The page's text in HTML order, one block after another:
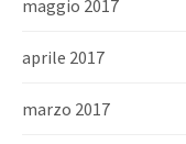
maggio 2017
aprile 2017
marzo 2017